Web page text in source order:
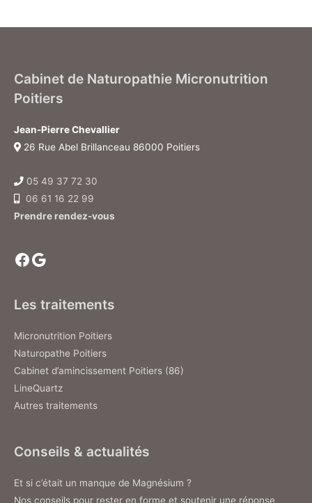
Cabinet de Naturopathie Micronutrition
Poitiers
Jean-Pierre Chevallier
26 Rue Abel Brillanceau 86000 Poitiers
05 49 37 72 30
06 61 16 22 99
Prendre rendez-vous
Facebook
Google
Les traitements
Micronutrition Poitiers
Naturopathe Poitiers
Cabinet d’amincissement Poitiers (86)
LineQuartz
Autres traitements
Conseils & actualités
Et si c’était un manque de Magnésium ?
Nos conseils pour rester en forme et soutenir une réponse